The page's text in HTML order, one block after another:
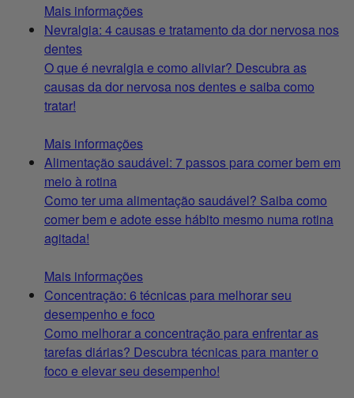
Mais informações
Nevralgia: 4 causas e tratamento da dor nervosa nos
dentes
O que é nevralgia e como aliviar? Descubra as
causas da dor nervosa nos dentes e saiba como
tratar!
Mais informações
Alimentação saudável: 7 passos para comer bem em
meio à rotina
Como ter uma alimentação saudável? Saiba como
comer bem e adote esse hábito mesmo numa rotina
agitada!
Mais informações
Concentração: 6 técnicas para melhorar seu
desempenho e foco
Como melhorar a concentração para enfrentar as
tarefas diárias? Descubra técnicas para manter o
foco e elevar seu desempenho!